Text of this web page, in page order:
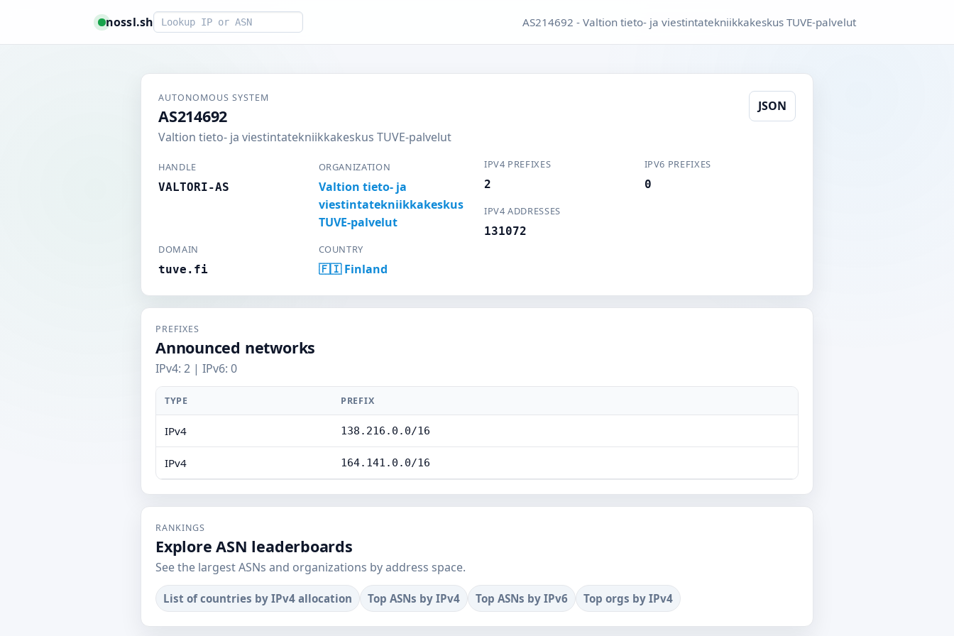
nossl.shSmart lookup AS214692 - Valtion tieto- ja viestintatekniikkakeskus TUVE-palvelut
AUTONOMOUS SYSTEM
AS214692
Valtion tieto- ja viestintatekniikkakeskus TUVE-palvelut
JSON
HANDLE
VALTORI-AS
ORGANIZATION
Valtion tieto- ja
viestintatekniikkakeskus
TUVE-palvelut
DOMAIN
tuve.fi
COUNTRY
🇫🇮 Finland
IPV4 PREFIXES
2
IPV6 PREFIXES
0
IPV4 ADDRESSES
131072
PREFIXES
Announced networks
IPv4: 2 | IPv6: 0
TYPE PREFIX
IPv4 138.216.0.0/16
IPv4 164.141.0.0/16
RANKINGS
Explore ASN leaderboards
See the largest ASNs and organizations by address space.
List of countries by IPv4 allocation Top ASNs by IPv4 Top ASNs by IPv6 Top orgs by IPv4